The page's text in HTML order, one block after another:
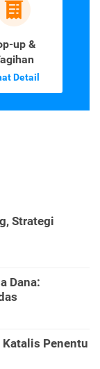
up &
Detail
Strategi
Dana:
Penentu